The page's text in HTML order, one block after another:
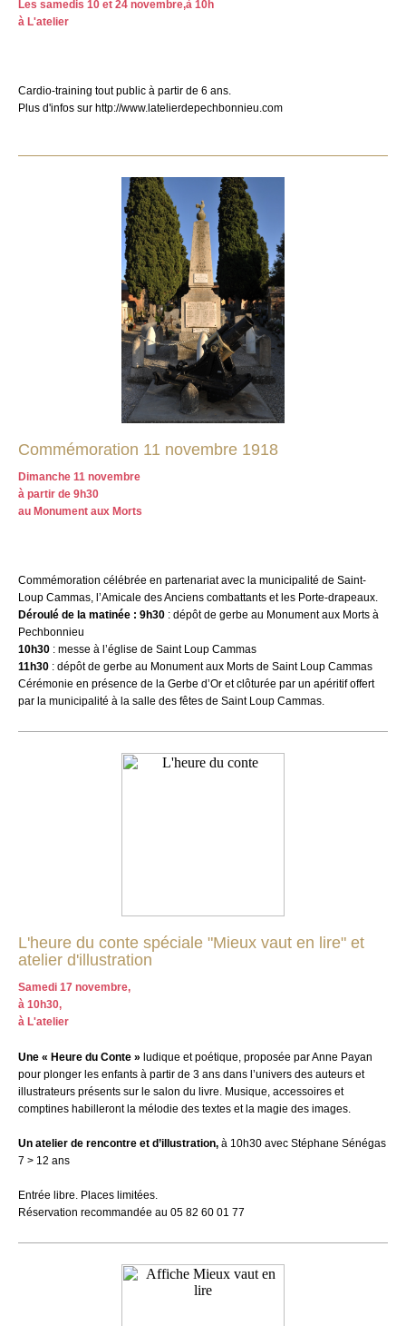
Les samedis 10 et 24 novembre,à 10h
à L'atelier
Cardio-training tout public à partir de 6 ans.
Plus d'infos sur http://www.latelierdepechbonnieu.com
Commémoration 11 novembre 1918
Dimanche 11 novembre
à partir de 9h30
au Monument aux Morts
Commémoration célébrée en partenariat avec la municipalité de Saint-
Loup Cammas, l’Amicale des Anciens combattants et les Porte-drapeaux.
Déroulé de la matinée : 9h30 : dépôt de gerbe au Monument aux Morts à
Pechbonnieu
10h30 : messe à l’église de Saint Loup Cammas
11h30 : dépôt de gerbe au Monument aux Morts de Saint Loup Cammas
Cérémonie en présence de la Gerbe d’Or et clôturée par un apéritif offert
par la municipalité à la salle des fêtes de Saint Loup Cammas.
L'heure du conte spéciale "Mieux vaut en lire" et
atelier d'illustration
Samedi 17 novembre,
à 10h30,
à L'atelier
Une « Heure du Conte » ludique et poétique, proposée par Anne Payan
pour plonger les enfants à partir de 3 ans dans l’univers des auteurs et
illustrateurs présents sur le salon du livre. Musique, accessoires et
comptines habilleront la mélodie des textes et la magie des images.
Un atelier de rencontre et d’illustration, à 10h30 avec Stéphane Sénégas
7 > 12 ans
Entrée libre. Places limitées.
Réservation recommandée au 05 82 60 01 77